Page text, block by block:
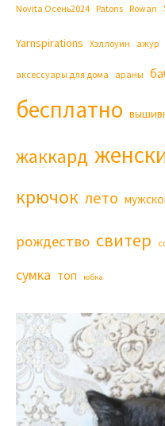
Novita Осень2024 Patons Rowan
Yarnspirations Хэллоуин ажур
аксессуары для дома араны
бесплатно
жаккард
крючок лето
рождество свитер
сумка топ юбка